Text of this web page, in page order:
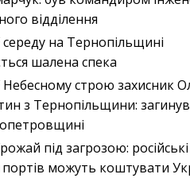
відділення
на Тернопільщині
шалена спека
Небесному строю захисник
з Тернопільщини:
під загрозою: російські
можуть коштувати